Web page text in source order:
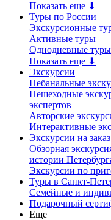
Показать еще ⬇
Туры по России
Экскурсионные
Активные туры
Однодневные туры
Показать еще ⬇
Экскурсии
Небанальные
Пешеходные
экспертов
Авторские
Интерактивные
Экскурсии на
Обзорная
истории
Экскурсии по
Туры в Санкт-
Семейные и
Подарочный
Еще